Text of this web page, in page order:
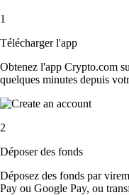
1
Télécharger l'app
Obtenez l'app Crypto.com
quelques minutes depuis
2
Déposer des fonds
Déposez des fonds par
Pay ou Google Pay, ou